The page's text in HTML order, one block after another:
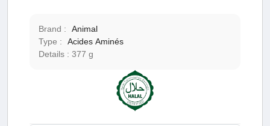
Brand :
Animal
Type :
Acides Aminés
Details :
377 g